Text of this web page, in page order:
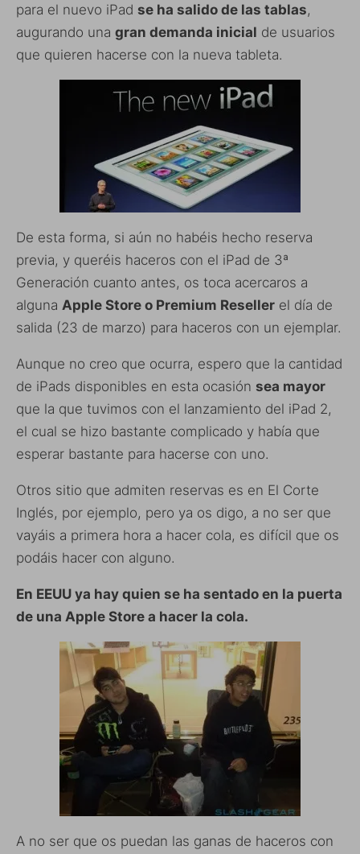
para el nuevo iPad se ha salido de las tablas,
augurando una gran demanda inicial de usuarios
que quieren hacerse con la nueva tableta.
De esta forma, si aún no habéis hecho reserva
previa, y queréis haceros con el iPad de 3ª
Generación cuanto antes, os toca acercaros a
alguna Apple Store o Premium Reseller el día de
salida (23 de marzo) para haceros con un ejemplar.
Aunque no creo que ocurra, espero que la cantidad
de iPads disponibles en esta ocasión sea mayor
que la que tuvimos con el lanzamiento del iPad 2,
el cual se hizo bastante complicado y había que
esperar bastante para hacerse con uno.
Otros sitio que admiten reservas es en El Corte
Inglés, por ejemplo, pero ya os digo, a no ser que
vayáis a primera hora a hacer cola, es difícil que os
podáis hacer con alguno.
En EEUU ya hay quien se ha sentado en la puerta
de una Apple Store a hacer la cola.
A no ser que os puedan las ganas de haceros con